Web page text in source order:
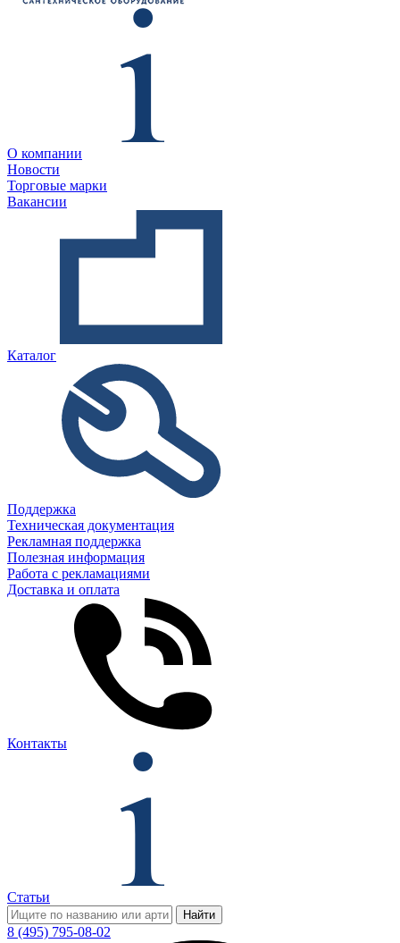
О компании
Новости
Торговые марки
Вакансии
Каталог
Поддержка
Техническая документация
Рекламная поддержка
Полезная информация
Работа с рекламациями
Доставка и оплата
Контакты
Статьи
Найти
8 (495) 795-08-02